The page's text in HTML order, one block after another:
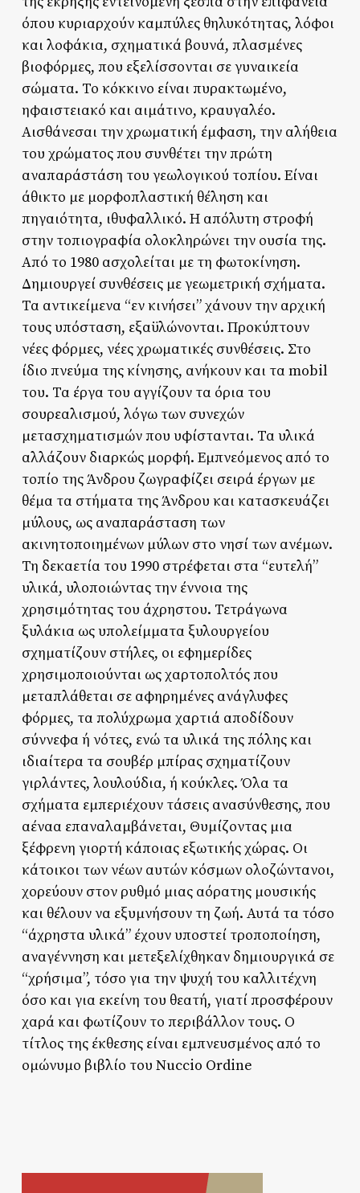
όπου κυριαρχούν καμπύλες θηλυκότητας, λόφοι
και λοφάκια, σχηματικά βουνά, πλασμένες
βιοφόρμες, που εξελίσσονται σε γυναικεία
σώματα. Το κόκκινο είναι πυρακτωμένο,
ηφαιστειακό και αιμάτινο, κραυγαλέο.
Αισθάνεσαι την χρωματική έμφαση, την αλήθεια
του χρώματος που συνθέτει την πρώτη
αναπαράστάση του γεωλογικού τοπίου. Είναι
άθικτο με μορφοπλαστική θέληση και
πηγαιότητα, ιθυφαλλικό. Η απόλυτη στροφή
στην τοπιογραφία ολοκληρώνει την ουσία της.
Από το 1980 ασχολείται με τη φωτοκίνηση.
Δημιουργεί συνθέσεις με γεωμετρική σχήματα.
Τα αντικείμενα “εν κινήσει” χάνουν την αρχική
τους υπόσταση, εξαϋλώνονται. Προκύπτουν
νέες φόρμες, νέες χρωματικές συνθέσεις. Στο
ίδιο πνεύμα της κίνησης, ανήκουν και τα mobil
του. Τα έργα του αγγίζουν τα όρια του
σουρεαλισμού, λόγω των συνεχών
μετασχηματισμών που υφίστανται. Τα υλικά
αλλάζουν διαρκώς μορφή. Εμπνεόμενος από το
τοπίο της Άνδρου ζωγραφίζει σειρά έργων με
θέμα τα στήματα της Άνδρου και κατασκευάζει
μύλους, ως αναπαράσταση των
ακινητοποιημένων μύλων στο νησί των ανέμων.
Τη δεκαετία του 1990 στρέφεται στα “ευτελή”
υλικά, υλοποιώντας την έννοια της
χρησιμότητας του άχρηστου. Τετράγωνα
ξυλάκια ως υπολείμματα ξυλουργείου
σχηματίζουν στήλες, οι εφημερίδες
χρησιμοποιούνται ως χαρτοπολτός που
μεταπλάθεται σε αφηρημένες ανάγλυφες
φόρμες, τα πολύχρωμα χαρτιά αποδίδουν
σύννεφα ή νότες, ενώ τα υλικά της πόλης και
ιδιαίτερα τα σουβέρ μπίρας σχηματίζουν
γιρλάντες, λουλούδια, ή κούκλες. Όλα τα
σχήματα εμπεριέχουν τάσεις ανασύνθεσης, που
αέναα επαναλαμβάνεται, Θυμίζοντας μια
ξέφρενη γιορτή κάποιας εξωτικής χώρας. Οι
κάτοικοι των νέων αυτών κόσμων ολοζώντανοι,
χορεύουν στον ρυθμό μιας αόρατης μουσικής
και θέλουν να εξυμνήσουν τη ζωή. Αυτά τα τόσο
“άχρηστα υλικά” έχουν υποστεί τροποποίηση,
αναγέννηση και μετεξελίχθηκαν δημιουργικά σε
“χρήσιμα”, τόσο για την ψυχή του καλλιτέχνη
όσο και για εκείνη του θεατή, γιατί προσφέρουν
χαρά και φωτίζουν το περιβάλλον τους. Ο
τίτλος της έκθεσης είναι εμπνευσμένος από το
ομώνυμο βιβλίο του Nuccio Ordine